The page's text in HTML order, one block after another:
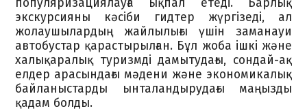
популяризациялауға ықпал етеді. Барлық
экскурсияны кәсіби гидтер жүргізеді, ал
жолаушылардың жайлылығы үшін заманауи
автобустар қарастырылған. Бұл жоба ішкі және
халықаралық туризмді дамытудағы, сондай-ақ
елдер арасындағы мәдени және экономикалық
байланыстарды ынталандырудағы маңызды
қадам болды.